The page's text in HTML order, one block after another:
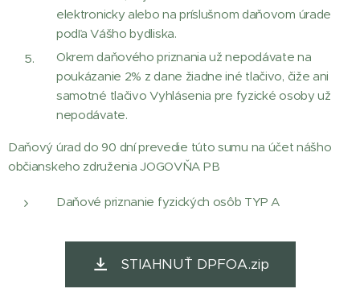
elektronicky alebo na príslušnom daňovom úrade
podľa Vášho bydliska.
Okrem daňového priznania už nepodávate na
poukázanie 2% z dane žiadne iné tlačivo, čiže ani
samotné tlačivo Vyhlásenia pre fyzické osoby už
nepodávate.
Daňový úrad do 90 dní prevedie túto sumu na účet nášho
občianskeho združenia JOGOVŇA PB
Daňové priznanie fyzických osôb TYP A
STIAHNUŤ DPFOA.zip